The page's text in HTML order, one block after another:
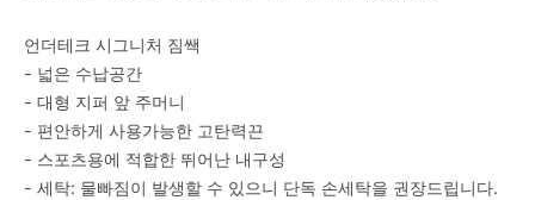
언더테크 시그니처 짐쌕
- 넓은 수납공간
- 대형 지퍼 앞 주머니
- 편안하게 사용가능한 고탄력끈
- 스포츠용에 적합한 뛰어난 내구성
- 세탁: 물빠짐이 발생할 수 있으니 단독 손세탁을 권장드립니다.